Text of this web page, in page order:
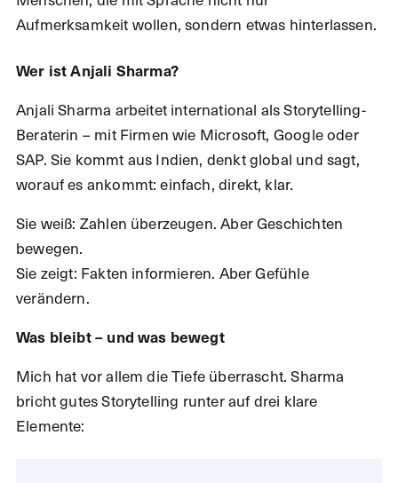
Aufmerksamkeit wollen, sondern etwas hinterlassen.
Wer ist Anjali Sharma?
Anjali Sharma arbeitet international als Storytelling-
Beraterin – mit Firmen wie Microsoft, Google oder
SAP. Sie kommt aus Indien, denkt global und sagt,
worauf es ankommt: einfach, direkt, klar.
Sie weiß: Zahlen überzeugen. Aber Geschichten
bewegen.
Sie zeigt: Fakten informieren. Aber Gefühle
verändern.
Was bleibt – und was bewegt
Mich hat vor allem die Tiefe überrascht. Sharma
bricht gutes Storytelling runter auf drei klare
Elemente: